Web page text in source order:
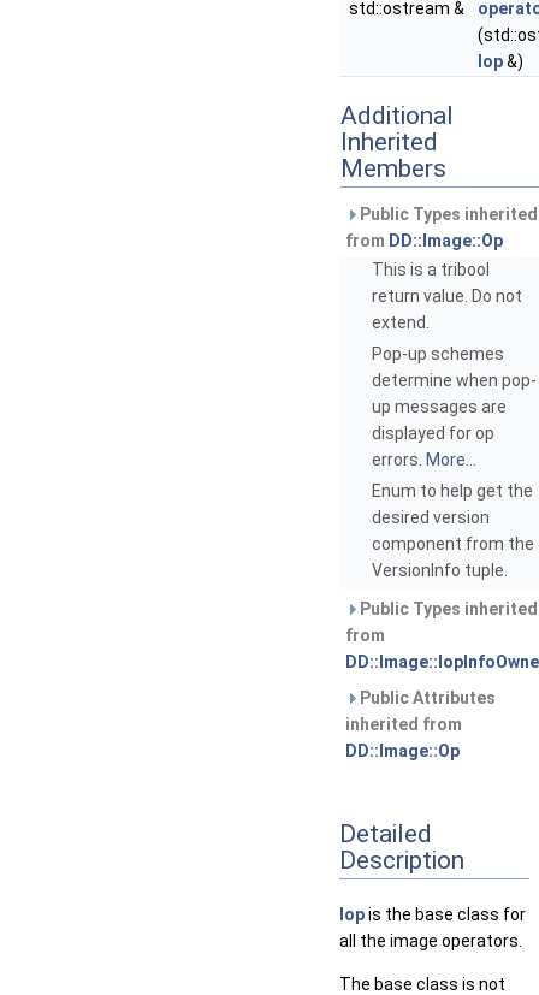
std::ostream &
Iop&)
Additional
Inherited
Members
Public Types inherited
from DD::Image::Op
This is a tribool
return value. Do not
extend.
Pop-up schemes
determine when pop-
up messages are
displayed for op
errors. More...
Enum to help get the
desired version
component from the
VersionInfo tuple.
Public Types inherited
from
Public Attributes
inherited from
DD::Image::Op
Detailed
Description
Iopis the base class for
all the image operators.
The base class is not